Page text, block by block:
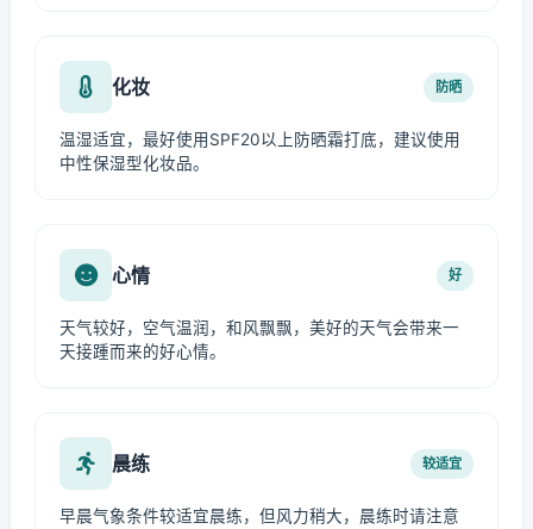
化妆 防晒
温湿适宜，最好使用SPF20以上防晒霜打底，建议使用
中性保湿型化妆品。
心情 好
天气较好，空气温润，和风飘飘，美好的天气会带来一
天接踵而来的好心情。
晨练 较适宜
早晨气象条件较适宜晨练，但风力稍大，晨练时请注意